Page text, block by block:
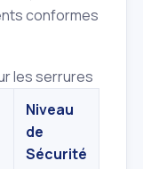
conformes
les serrures
Niveau
de
Sécurité